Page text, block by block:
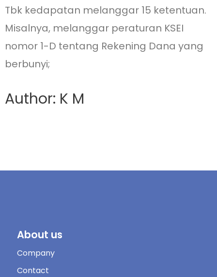
Tbk kedapatan melanggar 15 ketentuan.
Misalnya, melanggar peraturan KSEI
nomor 1-D tentang Rekening Dana yang
berbunyi;
Author: K M
About us
Company
Contact